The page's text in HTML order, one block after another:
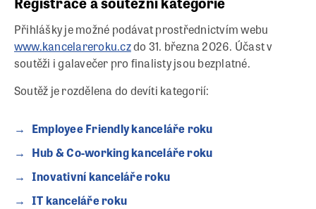
Přihlášky je možné podávat prostřednictvím webu
www.kancelareroku.czdo 31. března 2026. Účast v
soutěži i galavečer pro finalisty jsou bezplatné.
Soutěž je rozdělena do devíti kategorií:
Employee Friendly kanceláře roku
Hub & Co-working kanceláře roku
Inovativní kanceláře roku
IT kanceláře roku